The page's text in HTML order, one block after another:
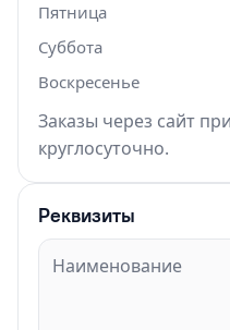
Пятница
Суббота
Воскресенье
Заказы через сайт
круглосуточно.
Реквизиты
Наименование